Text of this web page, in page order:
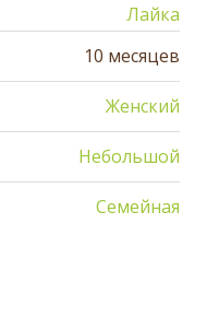
Лайка
10 месяцев
Женский
Небольшой
Семейная